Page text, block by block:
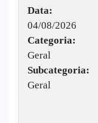
Data:
04/08/2026
Categoria:
Geral
Subcategoria:
Geral